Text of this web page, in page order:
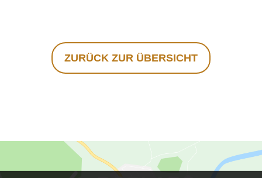
ZURÜCK ZUR ÜBERSICHT